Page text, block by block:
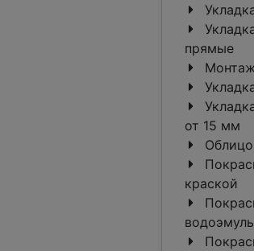
прямые
от 15 мм
краской